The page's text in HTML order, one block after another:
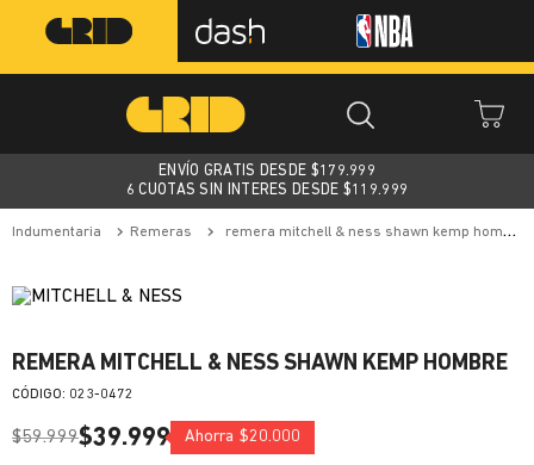
ENVÍO GRATIS DESDE $179.999
6 CUOTAS SIN INTERES DESDE $119.999
indumentaria remeras remera mitchell & ness shawn kemp hombre
REMERA MITCHELL & NESS SHAWN KEMP HOMBRE
: 023-0472
$59.999$39.999 Ahorra $20.000